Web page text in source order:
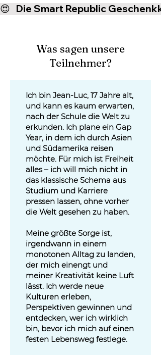
😍   Die Smart Republic
Was sagen unsere
Teilnehmer?
Ich bin Jean-Luc, 17 Jahre alt,
und kann es kaum erwarten,
nach der Schule die Welt zu
erkunden. Ich plane ein Gap
Year, in dem ich durch Asien
und Südamerika reisen
möchte. Für mich ist Freiheit
alles – ich will mich nicht in
das klassische Schema aus
Studium und Karriere
pressen lassen, ohne vorher
die Welt gesehen zu haben.
Meine größte Sorge ist,
irgendwann in einem
monotonen Alltag zu landen,
der mich einengt und
meiner Kreativität keine Luft
lässt. Ich werde neue
Kulturen erleben,
Perspektiven gewinnen und
entdecken, wer ich wirklich
bin, bevor ich mich auf einen
festen Lebensweg festlege.